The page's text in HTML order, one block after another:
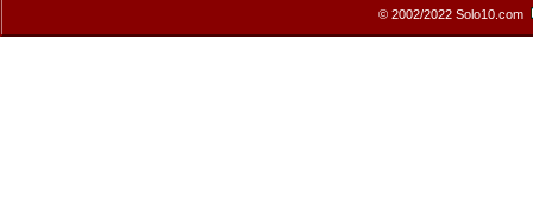
© 2002/2022 Solo10.com